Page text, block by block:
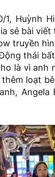
1, Huỳnh
sẻ bài
truyền
thái
là vì anh
loạt
Angela